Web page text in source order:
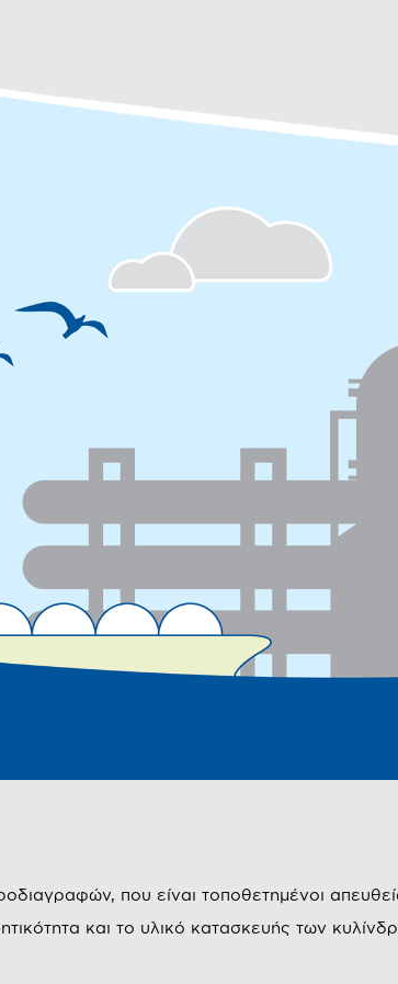
που είναι τοποθετημένοι
και το υλικό κατασκευής των